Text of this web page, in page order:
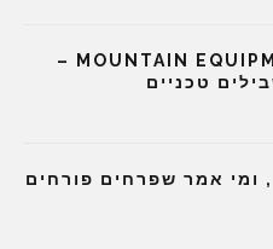
מבחן שטח: MOUNTAIN EQUIPMENT COMICI –
טכניים
ומי אמר שפרחים פורחים